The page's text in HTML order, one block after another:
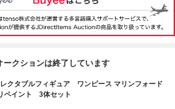
ークションは終了しています
クタブルフィギュア ワンピース マリンフォード
イント 3体セット